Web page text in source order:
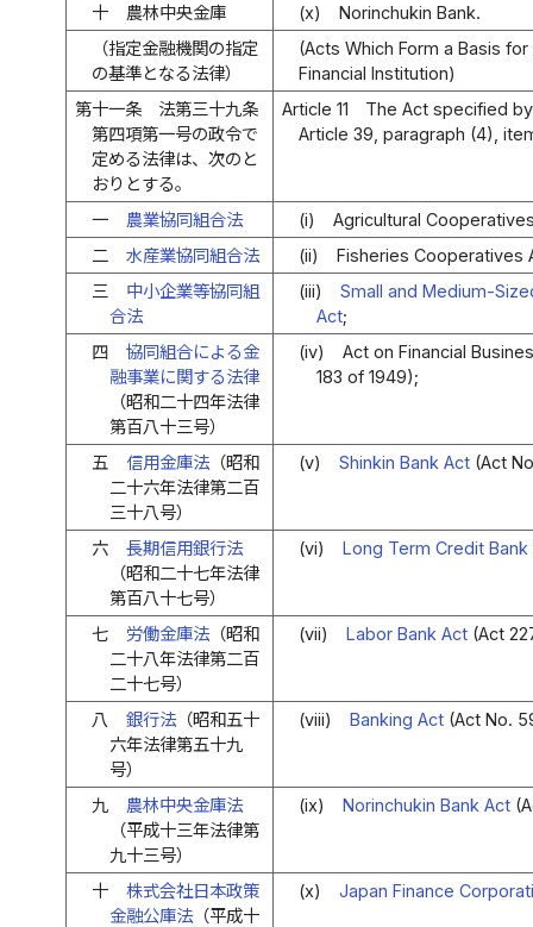
十 農林中央金庫 (x)
Norinchukin Bank.
（指定金融機関の指定
の基準となる法律）
(Acts Which Form a Basis
Financial Institution)
第十一条
法第三十九条
第四項第一号の政令で
定める法律は、次のと
おりとする。
Article 11
The Act specified
Article 39, paragraph (4),
一 農業協同組合法 (i)
Agricultural
二
水産業協同組合法 (ii)
Fisheries Cooperatives
三
中小企業等協同組
合法
(iii)
Small and Medium-
Act;
四
協同組合による金
融事業に関する法律
（昭和二十四年法律
第百八十三号）
(iv)
Act on Financial
183 of 1949);
五 信用金庫法（昭和
二十六年法律第二百
三十八号）
(v) Shinkin Bank Act(Act
六
長期信用銀行法
（昭和二十七年法律
第百八十七号）
(vi) Long Term Credit Bank
七 労働金庫法（昭和
二十八年法律第二百
二十七号）
(vii) Labor Bank Act(Act
八 銀行法（昭和五十
六年法律第五十九
号）
(viii) Banking Act(Act No.
九
農林中央金庫法
（平成十三年法律第
九十三号）
(ix) Norinchukin Bank Act
十
株式会社日本政策
金融公庫法（平成十
(x) Japan Finance